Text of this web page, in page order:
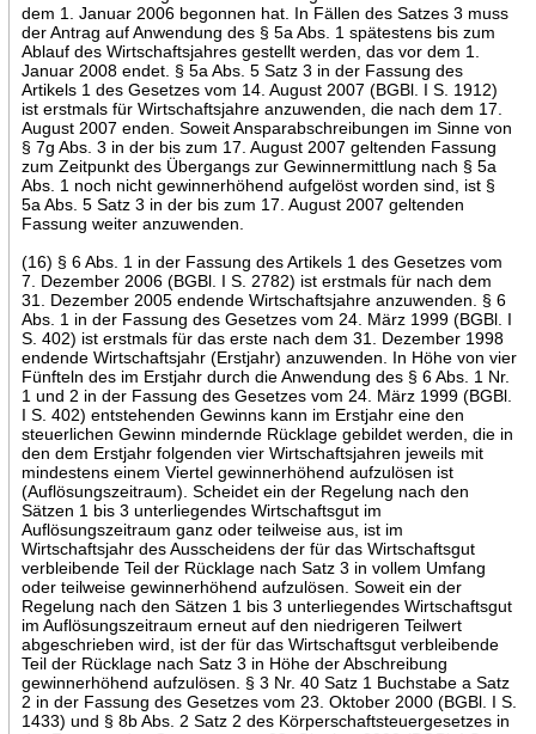
dem 1. Januar 2006 begonnen hat. In Fällen des Satzes 3 muss
der Antrag auf Anwendung des § 5a Abs. 1 spätestens bis zum
Ablauf des Wirtschaftsjahres gestellt werden, das vor dem 1.
Januar 2008 endet. § 5a Abs. 5 Satz 3 in der Fassung des
Artikels 1 des Gesetzes vom 14. August 2007 (BGBl. I S. 1912)
ist erstmals für Wirtschaftsjahre anzuwenden, die nach dem 17.
August 2007 enden. Soweit Ansparabschreibungen im Sinne von
§ 7g Abs. 3 in der bis zum 17. August 2007 geltenden Fassung
zum Zeitpunkt des Übergangs zur Gewinnermittlung nach § 5a
Abs. 1 noch nicht gewinnerhöhend aufgelöst worden sind, ist §
5a Abs. 5 Satz 3 in der bis zum 17. August 2007 geltenden
Fassung weiter anzuwenden.
(16) § 6 Abs. 1 in der Fassung des Artikels 1 des Gesetzes vom
7. Dezember 2006 (BGBl. I S. 2782) ist erstmals für nach dem
31. Dezember 2005 endende Wirtschaftsjahre anzuwenden. § 6
Abs. 1 in der Fassung des Gesetzes vom 24. März 1999 (BGBl. I
S. 402) ist erstmals für das erste nach dem 31. Dezember 1998
endende Wirtschaftsjahr (Erstjahr) anzuwenden. In Höhe von vier
Fünfteln des im Erstjahr durch die Anwendung des § 6 Abs. 1 Nr.
1 und 2 in der Fassung des Gesetzes vom 24. März 1999 (BGBl.
I S. 402) entstehenden Gewinns kann im Erstjahr eine den
steuerlichen Gewinn mindernde Rücklage gebildet werden, die in
den dem Erstjahr folgenden vier Wirtschaftsjahren jeweils mit
mindestens einem Viertel gewinnerhöhend aufzulösen ist
(Auflösungszeitraum). Scheidet ein der Regelung nach den
Sätzen 1 bis 3 unterliegendes Wirtschaftsgut im
Auflösungszeitraum ganz oder teilweise aus, ist im
Wirtschaftsjahr des Ausscheidens der für das Wirtschaftsgut
verbleibende Teil der Rücklage nach Satz 3 in vollem Umfang
oder teilweise gewinnerhöhend aufzulösen. Soweit ein der
Regelung nach den Sätzen 1 bis 3 unterliegendes Wirtschaftsgut
im Auflösungszeitraum erneut auf den niedrigeren Teilwert
abgeschrieben wird, ist der für das Wirtschaftsgut verbleibende
Teil der Rücklage nach Satz 3 in Höhe der Abschreibung
gewinnerhöhend aufzulösen. § 3 Nr. 40 Satz 1 Buchstabe a Satz
2 in der Fassung des Gesetzes vom 23. Oktober 2000 (BGBl. I S.
1433) und § 8b Abs. 2 Satz 2 des Körperschaftsteuergesetzes in